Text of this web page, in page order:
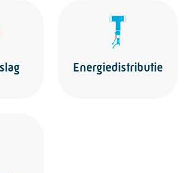
Energiedistributie